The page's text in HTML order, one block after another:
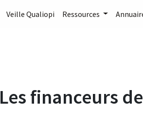
Veille Qualiopi Ressources
Les financeurs